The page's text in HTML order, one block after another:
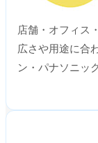
店舗・オフィス
広さや用途に合
ン・パナソニッ